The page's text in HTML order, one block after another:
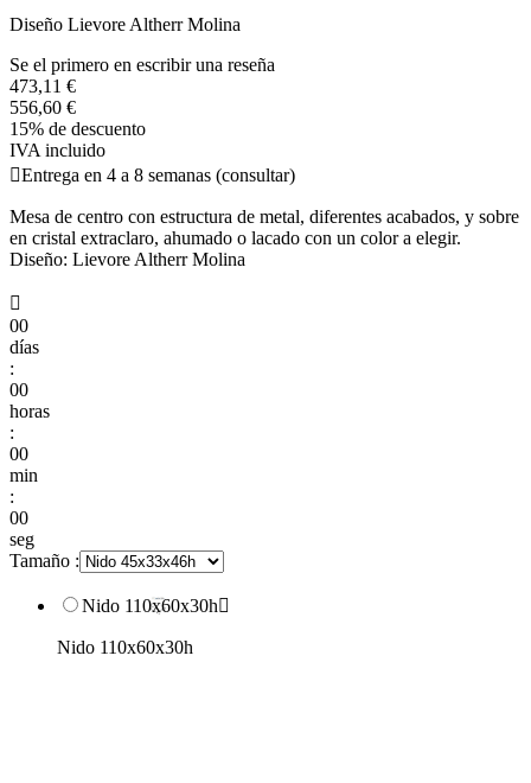
Diseño Lievore Altherr Molina
Se el primero en escribir una reseña
473,11 €
556,60 €
15% de descuento
IVA incluido
Entrega en 4 a 8 semanas (consultar)
Mesa de centro con estructura de metal, diferentes acabados, y sobre
en cristal extraclaro, ahumado o lacado con un color a elegir.
Diseño: Lievore Altherr Molina

00
días
:
00
horas
:
00
min
:
00
seg
Tamaño :
Nido 110x60x30h
Nido 110x60x30h